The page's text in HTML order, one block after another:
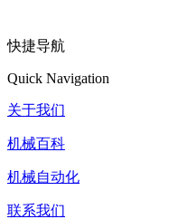
快捷导航
Quick Navigation
关于我们
机械百科
机械自动化
联系我们